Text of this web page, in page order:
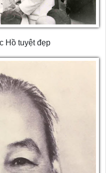
Hồ tuyệt đẹp